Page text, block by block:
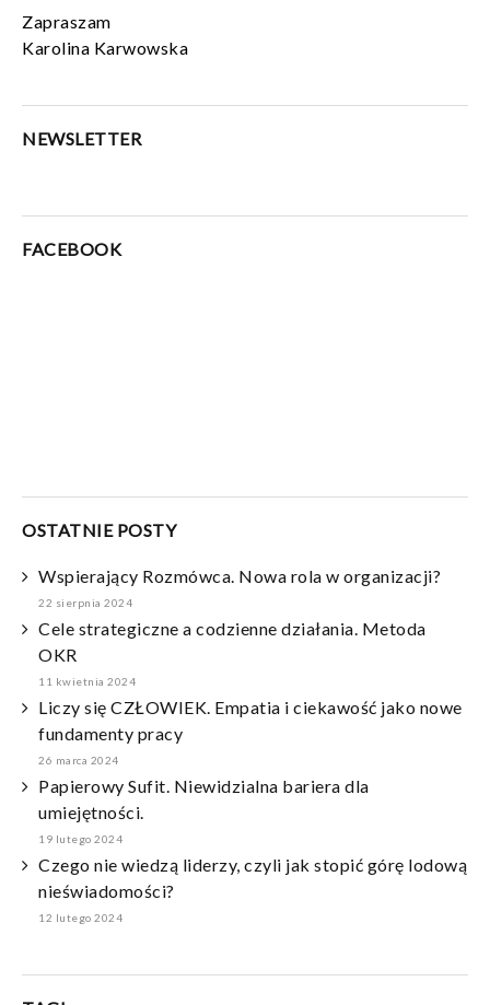
Zapraszam
Karolina Karwowska
NEWSLETTER
FACEBOOK
OSTATNIE POSTY
Wspierający Rozmówca. Nowa rola w organizacji?
22 sierpnia 2024
Cele strategiczne a codzienne działania. Metoda
OKR
11 kwietnia 2024
Liczy się CZŁOWIEK. Empatia i ciekawość jako nowe
fundamenty pracy
26 marca 2024
Papierowy Sufit. Niewidzialna bariera dla
umiejętności.
19 lutego 2024
Czego nie wiedzą liderzy, czyli jak stopić górę lodową
nieświadomości?
12 lutego 2024